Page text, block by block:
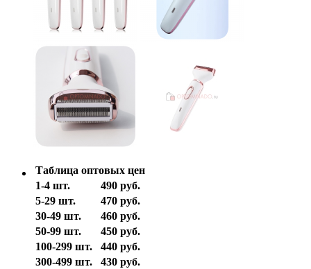
Таблица оптовых цен
1-4 шт.
490 руб.
5-29 шт.
470 руб.
30-49 шт.
460 руб.
50-99 шт.
450 руб.
100-299 шт.
440 руб.
300-499 шт.
430 руб.